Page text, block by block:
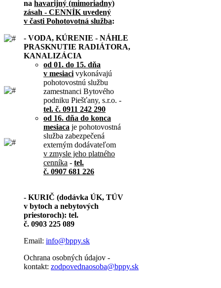
na havarijný (mimoriadny)
zásah - CENNÍK uvedený
v časti Pohotovotná služba:
- VODA, KÚRENIE - NÁHLE
PRASKNUTIE RADIÁTORA,
KANALIZÁCIA
od 01. do 15. dňa
v mesiaci vykonávajú
pohotovostnú službu
zamestnanci Bytového
podniku Piešťany, s.r.o. -
tel. č. 0911 242 290
od 16. dňa do konca
mesiaca je pohotovostná
služba zabezpečená
externým dodávateľom
v zmysle jeho platného
cenníka - tel.
č. 0907 681 226
- KURIČ (dodávka ÚK, TÚV
v bytoch a nebytových
priestoroch): tel.
č. 0903 225 089
Email: info@bppy.sk
Ochrana osobných údajov -
kontakt: zodpovednaosoba@bppy.sk